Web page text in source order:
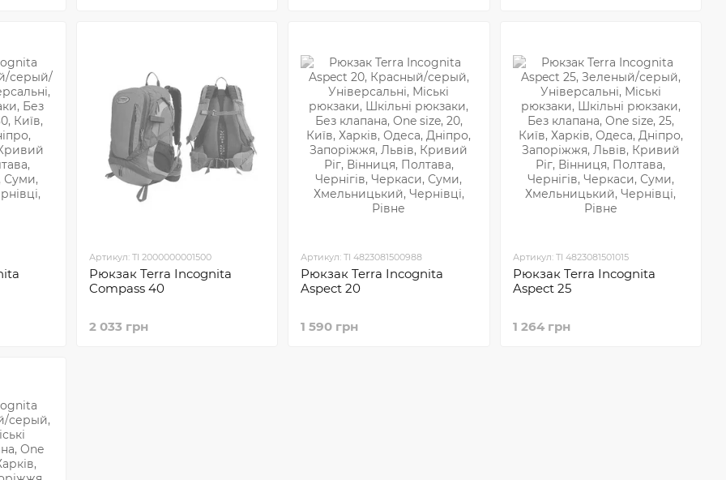
Артикул: TI 2000000001500
Рюкзак Terra Incognita
Compass 40
2 033 грн
Артикул: TI 4823081500988
Рюкзак Terra Incognita
Aspect 20
1 590 грн
Артикул: TI 4823081501015
Рюкзак Terra Incognita
Aspect 25
1 264 грн